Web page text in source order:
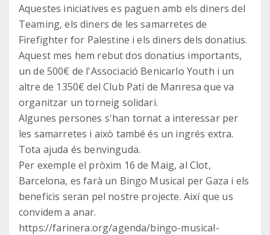
Aquestes iniciatives es paguen amb els diners del
Teaming, els diners de les samarretes de
Firefighter for Palestine i els diners dels donatius.
Aquest mes hem rebut dos donatius importants,
un de 500€ de l'Associació Benicarlo Youth i un
altre de 1350€ del Club Patí de Manresa que va
organitzar un torneig solidari.
Algunes persones s'han tornat a interessar per
les samarretes i això també és un ingrés extra.
Tota ajuda és benvinguda.
Per exemple el pròxim 16 de Maig, al Clot,
Barcelona, es farà un Bingo Musical per Gaza i els
beneficis seran pel nostre projecte. Així que us
convidem a anar.
https://farinera.org/agenda/bingo-musical-